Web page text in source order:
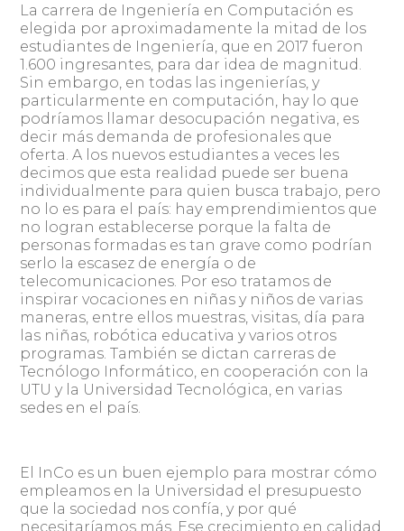
La carrera de Ingeniería en Computación es
elegida por aproximadamente la mitad de los
estudiantes de Ingeniería, que en 2017 fueron
1.600 ingresantes, para dar idea de magnitud.
Sin embargo, en todas las ingenierías, y
particularmente en computación, hay lo que
podríamos llamar desocupación negativa, es
decir más demanda de profesionales que
oferta. A los nuevos estudiantes a veces les
decimos que esta realidad puede ser buena
individualmente para quien busca trabajo, pero
no lo es para el país: hay emprendimientos que
no logran establecerse porque la falta de
personas formadas es tan grave como podrían
serlo la escasez de energía o de
telecomunicaciones. Por eso tratamos de
inspirar vocaciones en niñas y niños de varias
maneras, entre ellos muestras, visitas, día para
las niñas, robótica educativa y varios otros
programas. También se dictan carreras de
Tecnólogo Informático, en cooperación con la
UTU y la Universidad Tecnológica, en varias
sedes en el país.
El InCo es un buen ejemplo para mostrar cómo
empleamos en la Universidad el presupuesto
que la sociedad nos confía, y por qué
necesitaríamos más. Ese crecimiento en calidad